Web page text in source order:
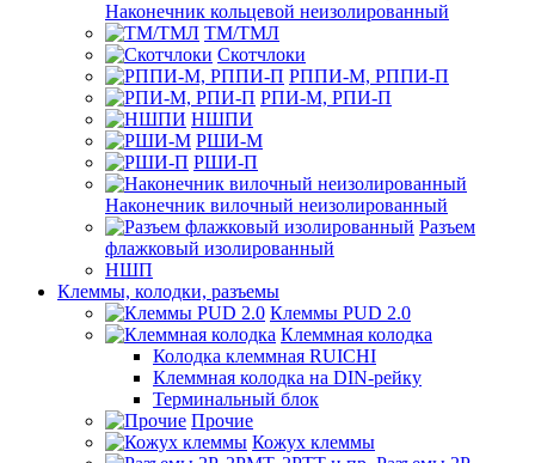
Наконечник кольцевой неизолированный
ТМ/ТМЛ
Скотчлоки
РППИ-М, РППИ-П
РПИ-М, РПИ-П
НШПИ
РШИ-М
РШИ-П
Наконечник вилочный неизолированный
Разъем
флажковый изолированный
НШП
Клеммы, колодки, разъемы
Клеммы PUD 2.0
Клеммная колодка
Колодка клеммная RUICHI
Клеммная колодка на DIN-рейку
Терминальный блок
Прочие
Кожух клеммы